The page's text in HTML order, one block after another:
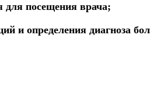
для посещения врача;
и определения диагноза